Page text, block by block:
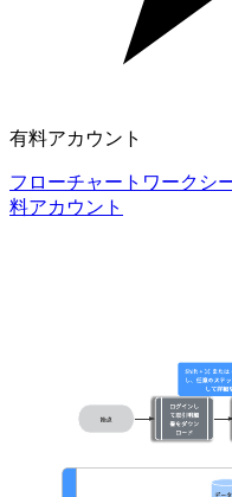
有料アカウント
フローチャートワークシ
料アカウント